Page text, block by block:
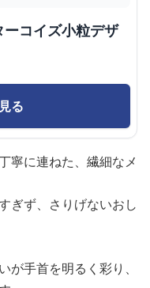
コイズ小粒デザ
る
寧に連ねた、繊細なメ
ぎず、さりげないおし
が手首を明るく彩り、